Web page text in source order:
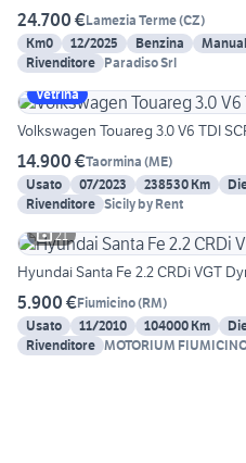
24.700 €Lamezia Terme(CZ)
Km0
12/2025 Benzina
Rivenditore Paradiso Srl
Vetrina
Volkswagen Touareg 3.0 V6 TDI
14.900 €Taormina (ME)
Usato
07/2023 238530 Km
Rivenditore Sicily by Rent
21
Hyundai Santa Fe 2.2 CRDi VGT
5.900 €Fiumicino(RM)
Usato
11/2010 104000 Km
Rivenditore MOTORIUM